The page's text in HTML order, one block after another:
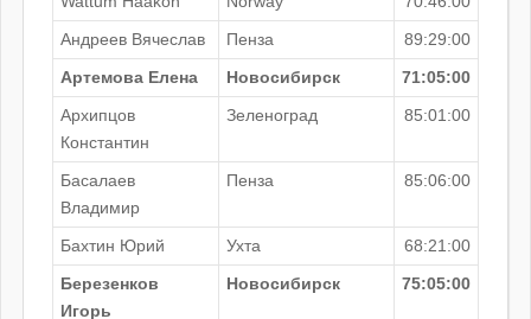
Андреев Вячеслав
Пенза
89:29:00
Артемова Елена
Новосибирск
71:05:00
Архипцов
Константин
Зеленоград 85:01:00
Басалаев
Владимир
Пенза 85:06:00
Бахтин Юрий Ухта
68:21:00
Березенков
Игорь
Новосибирск 75:05:00